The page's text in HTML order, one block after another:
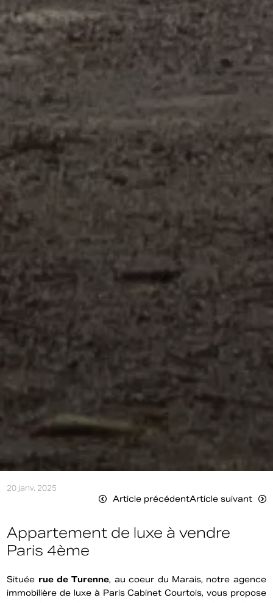
20 janv. 2025
Article précédentArticle suivant
Appartement de luxe à vendre
Paris 4ème
Située rue de Turenne, au coeur du Marais, notre agence
immobilière de luxe à Paris Cabinet Courtois, vous propose